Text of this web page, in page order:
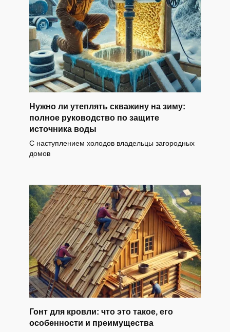
Нужно ли утеплять скважину на зиму:
полное руководство по защите
источника воды
С наступлением холодов владельцы загородных
домов
Гонт для кровли: что это такое, его
особенности и преимущества